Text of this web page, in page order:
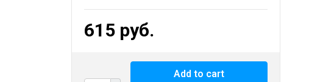
615 руб.
Add to cart